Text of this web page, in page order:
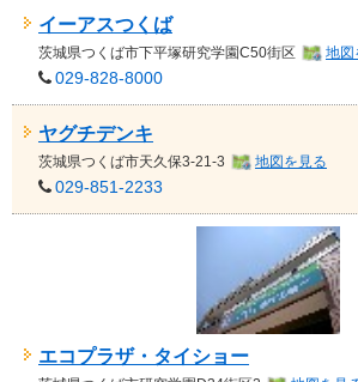
イーアスつくば
茨城県つくば市下平塚研究学園C50街区 地図
029-828-8000
ヤグチデンキ
茨城県つくば市天久保3-21-3 地図を見る
029-851-2233
エコプラザ・タイショー